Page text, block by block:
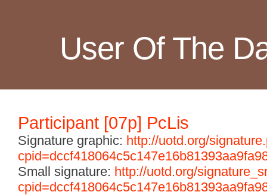
User Of The
Participant [07p] PcLis
Signature graphic: http://uotd.org/
Small signature: http://uotd.org/